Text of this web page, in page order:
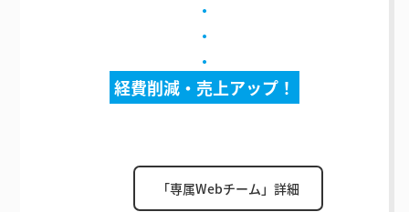
・
・
・
経費削減・売上アップ！
「専属Webチーム」詳細